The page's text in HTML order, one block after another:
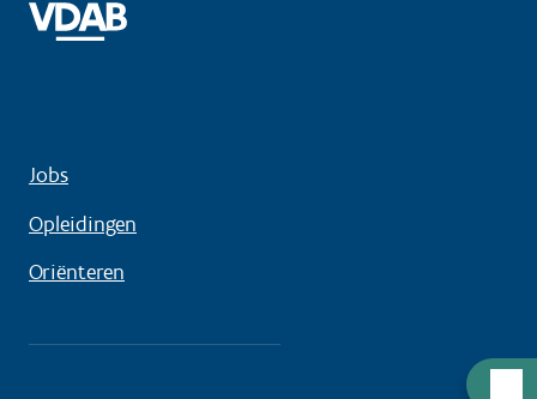
Jobs
Opleidingen
Oriënteren